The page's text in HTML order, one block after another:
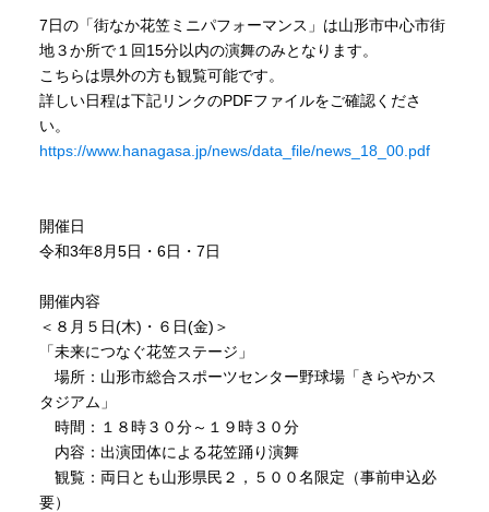
7日の「街なか花笠ミニパフォーマンス」は山形市中心市街
地３か所で１回15分以内の演舞のみとなります。
こちらは県外の方も観覧可能です。
詳しい日程は下記リンクのPDFファイルをご確認くださ
い。
https://www.hanagasa.jp/news/data_file/news_18_00.pdf
開催日
令和3年8月5日・6日・7日
開催内容
＜８月５日(木)・６日(金)＞
「未来につなぐ花笠ステージ」
場所：山形市総合スポーツセンター野球場「きらやかス
タジアム」
時間：１８時３０分～１９時３０分
内容：出演団体による花笠踊り演舞
観覧：両日とも山形県民２，５００名限定（事前申込必
要）